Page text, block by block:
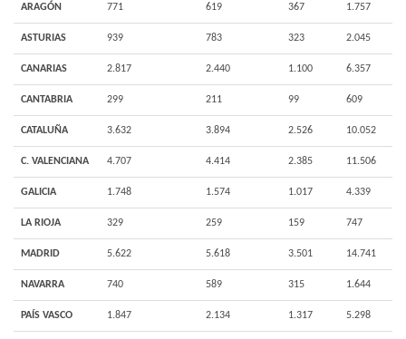
ARAGÓN 771 619 367 1.757
ASTURIAS 939 783 323 2.045
CANARIAS 2.817 2.440 1.100 6.357
CANTABRIA 299 211 99 609
CATALUÑA 3.632 3.894 2.526 10.052
C. VALENCIANA 4.707 4.414 2.385 11.506
GALICIA 1.748 1.574 1.017 4.339
LA RIOJA 329 259 159 747
MADRID 5.622 5.618 3.501 14.741
NAVARRA 740 589 315 1.644
PAÍS VASCO 1.847 2.134 1.317 5.298